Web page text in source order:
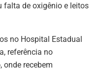
falta de oxigênio e leitos
no Hospital Estadual
referência no
onde recebem